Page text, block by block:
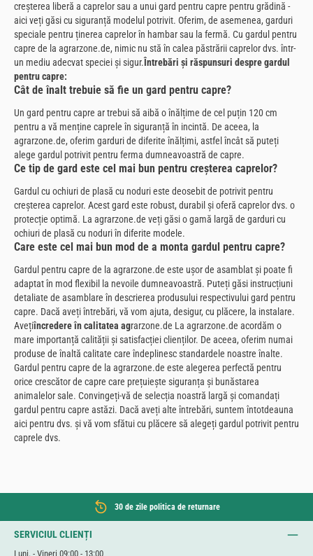
creșterea liberă a caprelor sau a unui gard pentru capre pentru grădină -
aici veți găsi cu siguranță modelul potrivit. Oferim, de asemenea, garduri
speciale pentru ținerea caprelor în hambar sau la fermă. Cu gardul pentru
capre de la agrarzone.de, nimic nu stă în calea păstrării caprelor dvs. într-
un mediu adecvat speciei și sigur.Întrebări și răspunsuri despre gardul
pentru capre:
Cât de înalt trebuie să fie un gard pentru capre?
Un gard pentru capre ar trebui să aibă o înălțime de cel puțin 120 cm
pentru a vă menține caprele în siguranță în incintă. De aceea, la
agrarzone.de, oferim garduri de diferite înălțimi, astfel încât să puteți
alege gardul potrivit pentru ferma dumneavoastră de capre.
Ce tip de gard este cel mai bun pentru creșterea caprelor?
Gardul cu ochiuri de plasă cu noduri este deosebit de potrivit pentru
creșterea caprelor. Acest gard este robust, durabil și oferă caprelor dvs. o
protecție optimă. La agrarzone.de veți găsi o gamă largă de garduri cu
ochiuri de plasă cu noduri în diferite modele.
Care este cel mai bun mod de a monta gardul pentru capre?
Gardul pentru capre de la agrarzone.de este ușor de asamblat și poate fi
adaptat în mod flexibil la nevoile dumneavoastră. Puteți găsi instrucțiuni
detaliate de asamblare în descrierea produsului respectivului gard pentru
capre. Dacă aveți întrebări, vă vom ajuta, desigur, cu plăcere, la instalare.
Avețiîncredere în calitatea agrarzone.de La agrarzone.de acordăm o
mare importanță calității și satisfacției clienților. De aceea, oferim numai
produse de înaltă calitate care îndeplinesc standardele noastre înalte.
Gardul pentru capre de la agrarzone.de este alegerea perfectă pentru
orice crescător de capre care prețuiește siguranța și bunăstarea
animalelor sale. Convingeți-vă de selecția noastră largă și comandați
gardul pentru capre astăzi. Dacă aveți alte întrebări, suntem întotdeauna
aici pentru dvs. și vă vom sfătui cu plăcere să alegeți gardul potrivit pentru
caprele dvs.
30 de zile politica de returnare
SERVICIUL CLIENȚI
Luni. - Vineri 09:00 - 13:00